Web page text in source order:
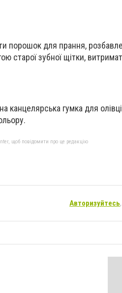
порошок для прання,
старої зубної щітки,
канцелярська гумка для
щоб повідомити про це редакцію
Авторизуйтесь